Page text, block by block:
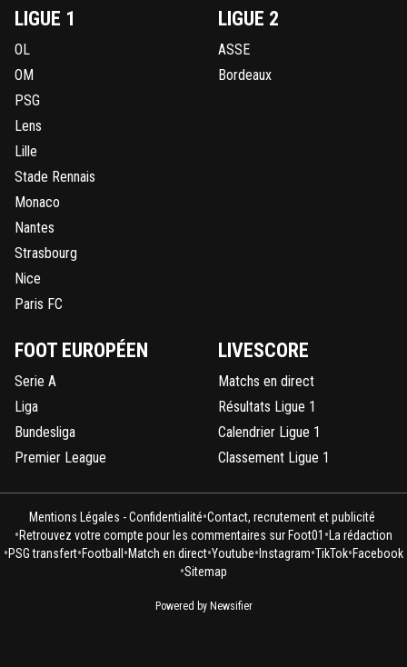
LIGUE 1
OL
OM
PSG
Lens
Lille
Stade Rennais
Monaco
Nantes
Strasbourg
Nice
Paris FC
LIGUE 2
ASSE
Bordeaux
FOOT EUROPÉEN
Serie A
Liga
Bundesliga
Premier League
LIVESCORE
Matchs en direct
Résultats Ligue 1
Calendrier Ligue 1
Classement Ligue 1
Mentions Légales - Confidentialité•Contact, recrutement et publicité
•Retrouvez votre compte pour les commentaires sur Foot01 • La rédaction
•PSG transfert•Football •Match en direct•Youtube• Instagram•TikTok•Facebook
•Sitemap
Powered by Newsifier